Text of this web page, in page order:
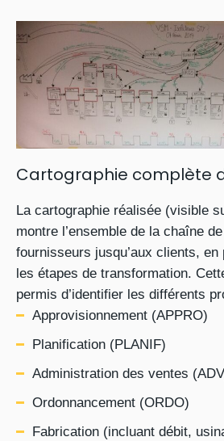
Cartographie complète
La cartographie réalisée (visible
montre l’ensemble de la chaîne
fournisseurs jusqu’aux clients,
les étapes de transformation.
permis d’identifier les différents
Approvisionnement (APPRO)
Planification (PLANIF)
Administration des ventes
Ordonnancement (ORDO)
Fabrication (incluant débit,